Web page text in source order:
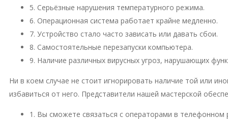
5. Серьёзные нарушения температурного режима.
6. Операционная система работает крайне медленно.
7. Устройство стало часто зависать или давать сбои.
8. Самостоятельные перезапуски компьютера.
9. Наличие различных вирусных угроз, нарушающих
Ни в коем случае не стоит игнорировать наличие той или
избавиться от него. Представители нашей мастерской
1. Вы сможете связаться с операторами в